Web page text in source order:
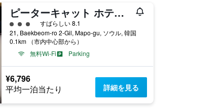
ピーターキャット ホテル シンチョン ホンデ (彼得貓酒店新村弘大店)
3​クラス評価すばらしい 8.1
21, Baekbeom-ro 2-Gil, Mapo-gu, ソウル, 韓国
0.1km （市内中心部から）
無料Wi-Fi
Parking
¥6,796
平均一泊当たり 詳細を見る